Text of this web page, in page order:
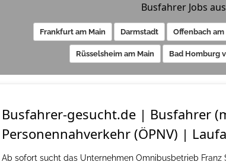
Busfahrer Jobs
Frankfurt am Main Darmstadt Offenbach am
Rüsselsheim am Main Bad Homburg
Busfahrer-gesucht.de | Busfahrer
Personennahverkehr (ÖPNV) |
Ab sofort sucht das Unternehmen Omnibusbetrieb